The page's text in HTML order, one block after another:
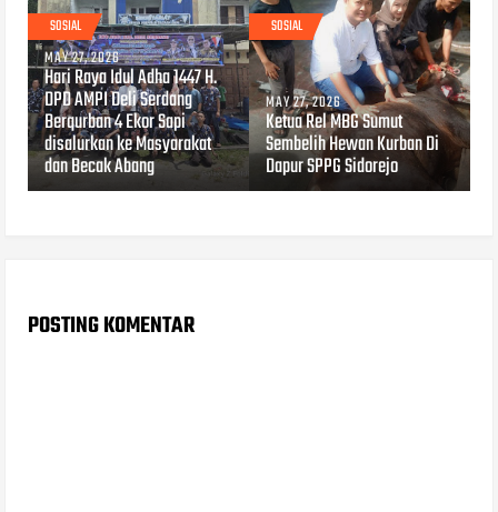
SOSIAL
MAY 27, 2026
Hari Raya Idul Adha 1447 H.
DPD AMPI Deli Serdang
Berqurban 4 Ekor Sapi
disalurkan ke Masyarakat
dan Becak Abang
SOSIAL
MAY 27, 2026
Ketua Rel MBG Sumut
Sembelih Hewan Kurban Di
Dapur SPPG Sidorejo
POSTING KOMENTAR